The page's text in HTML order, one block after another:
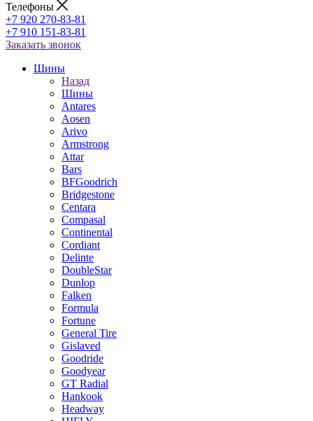
Телефоны
+7 920 270-83-81
+7 910 151-83-81
Заказать звонок
Шины
Назад
Шины
Antares
Aosen
Arivo
Armstrong
Attar
Bars
BFGoodrich
Bridgestone
Centara
Compasal
Continental
Cordiant
Delinte
DoubleStar
Dunlop
Falken
Formula
Fortune
General Tire
Gislaved
Goodride
Goodyear
GT Radial
Hankook
Headway